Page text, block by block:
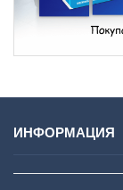
ИНФОРМАЦИЯ